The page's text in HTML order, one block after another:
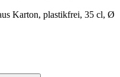
Karton, plastikfrei, 35 cl, Ø